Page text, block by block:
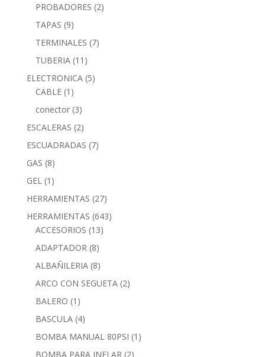
PROBADORES (2)
TAPAS (9)
TERMINALES (7)
TUBERIA (11)
ELECTRONICA (5)
CABLE (1)
conector (3)
ESCALERAS (2)
ESCUADRADAS (7)
GAS (8)
GEL (1)
HERRAMIENTAS (27)
HERRAMIENTAS (643)
ACCESORIOS (13)
ADAPTADOR (8)
ALBAÑILERIA (8)
ARCO CON SEGUETA (2)
BALERO (1)
BASCULA (4)
BOMBA MANUAL 80PSI (1)
BOMBA PARA INFLAR (2)